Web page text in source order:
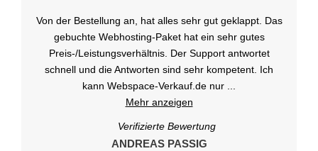
Von der Bestellung an, hat alles sehr gut geklappt. Das
gebuchte Webhosting-Paket hat ein sehr gutes
Preis-/Leistungsverhältnis. Der Support antwortet
schnell und die Antworten sind sehr kompetent. Ich
kann Webspace-Verkauf.de nur ...
Mehr anzeigen
Verifizierte Bewertung
ANDREAS PASSIG